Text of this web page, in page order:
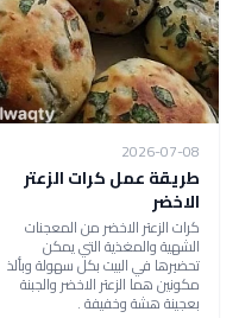
2026-07-08
طريقة عمل كرات الزعتر
الاخضر
كرات الزعتر الاخضر من المعجنات
الشهية والمغذية التي يمكن
تحضيرها في البيت بكل سهولة وبألذ
مكونين هما الزعتر الاخضر والجبنة
بعجينة هشة وخفيفة .